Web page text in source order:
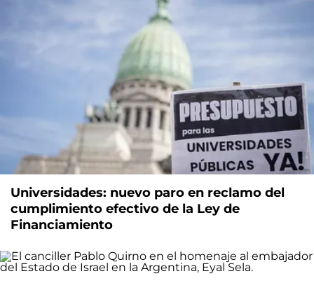
Universidades: nuevo paro en reclamo del
cumplimiento efectivo de la Ley de
Financiamiento